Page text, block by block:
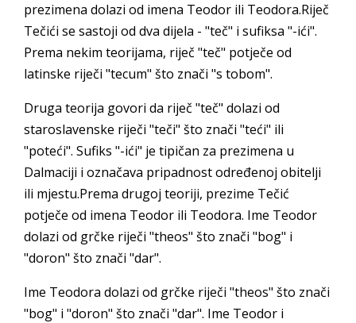
prezimena dolazi od imena Teodor ili Teodora.Riječ
Tečići se sastoji od dva dijela - "teč" i sufiksa "-ići".
Prema nekim teorijama, riječ "teč" potječe od
latinske riječi "tecum" što znači "s tobom".
Druga teorija govori da riječ "teč" dolazi od
staroslavenske riječi "teči" što znači "teći" ili
"poteći". Sufiks "-ići" je tipičan za prezimena u
Dalmaciji i označava pripadnost određenoj obitelji
ili mjestu.Prema drugoj teoriji, prezime Tečić
potječe od imena Teodor ili Teodora. Ime Teodor
dolazi od grčke riječi "theos" što znači "bog" i
"doron" što znači "dar".
Ime Teodora dolazi od grčke riječi "theos" što znači
"bog" i "doron" što znači "dar". Ime Teodor i